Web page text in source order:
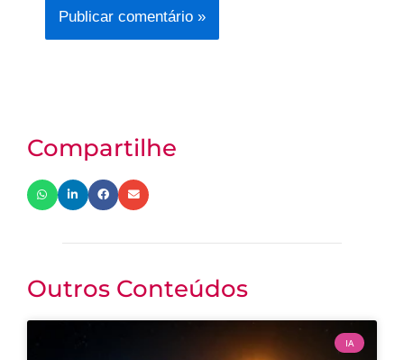
Compartilhe
Outros Conteúdos
IA